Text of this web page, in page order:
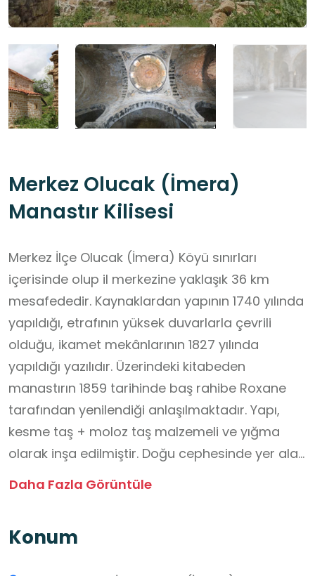
Merkez Olucak (İmera)
Manastır Kilisesi
Merkez İlçe Olucak (İmera) Köyü sınırları
içerisinde olup il merkezine yaklaşık 36 km
mesafededir. Kaynaklardan yapının 1740 yılında
yapıldığı, etrafının yüksek duvarlarla çevrili
olduğu, ikamet mekânlarının 1827 yılında
yapıldığı yazılıdır. Üzerindeki kitabeden
manastırın 1859 tarihinde baş rahibe Roxane
tarafından yenilendiği anlaşılmaktadır. Yapı,
kesme taş + moloz taş malzemeli ve yığma
olarak inşa edilmiştir. Doğu cephesinde yer alan
dışa taşıntılı yapılan üç apsisi ana yapıdan
çokgen, yüksek kasnaklı kubbe ile örtülmüştür.
Daha Fazla Görüntüle
Konum